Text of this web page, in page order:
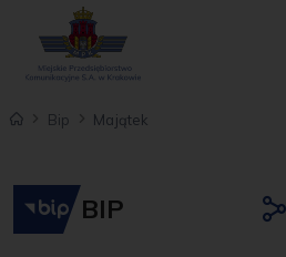
Bip Majątek
BIP